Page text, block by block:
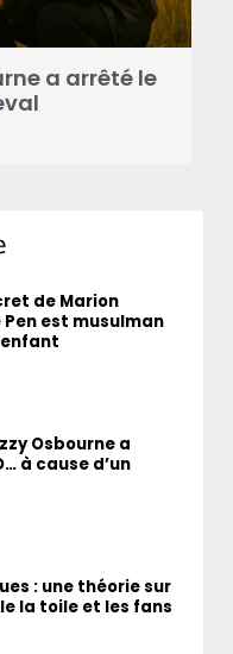
a arrêté le
de Marion
Pen est musulman
Osbourne a
à cause d’un
: une théorie sur
la toile et les fans